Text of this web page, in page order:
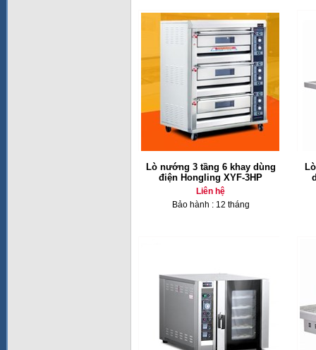
Lò nướng 3 tầng 6 khay dùng
điện Hongling XYF-3HP
Liên hệ
Bảo hành : 12 tháng